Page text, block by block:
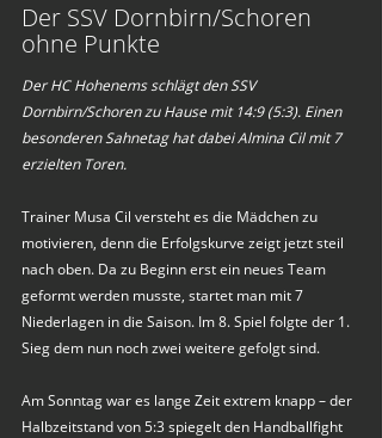
Der SSV Dornbirn/Schoren
ohne Punkte
Der HC Hohenems schlägt den SSV
Dornbirn/Schoren zu Hause mit 14:9 (5:3). Einen
besonderen Sahnetag hat dabei Almina Cil mit 7
erzielten Toren.
Trainer Musa Cil versteht es die Mädchen zu
motivieren, denn die Erfolgskurve zeigt jetzt steil
nach oben. Da zu Beginn erst ein neues Team
geformt werden musste, startet man mit 7
Niederlagen in die Saison. Im 8. Spiel folgte der 1.
Sieg dem nun noch zwei weitere gefolgt sind.
Am Sonntag war es lange Zeit extrem knapp – der
Halbzeitstand von 5:3 spiegelt den Handballfight